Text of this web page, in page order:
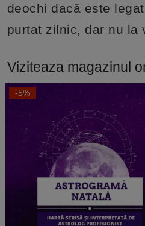
deochi dacă este
purtat zilnic, dar nu la
Viziteaza magazinul
-5%